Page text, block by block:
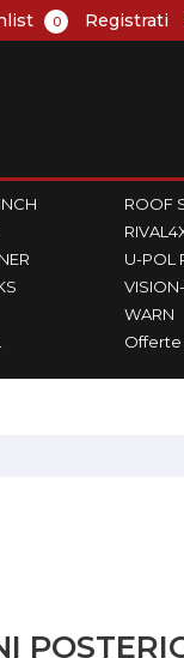
0 Registrati
ROOF
U-POL
WARN
Offerte